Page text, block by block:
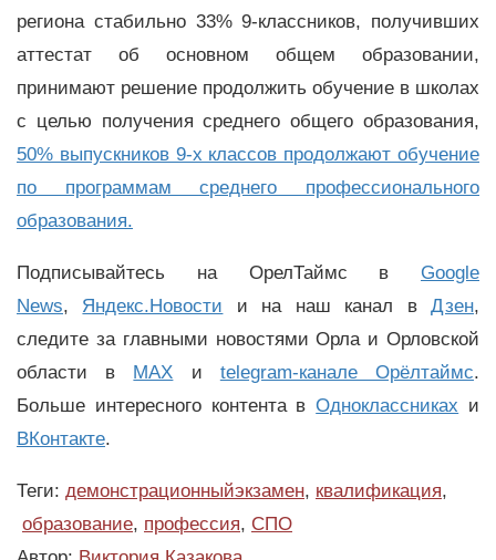
региона стабильно 33% 9-классников, получивших
аттестат об основном общем образовании,
принимают решение продолжить обучение в школах
с целью получения среднего общего образования,
50% выпускников 9-х классов продолжают обучение
по программам среднего профессионального
образования.
Подписывайтесь на ОрелТаймс в Google
News, Яндекс.Новости и на наш канал вДзен,
следите за главными новостями Орла и Орловской
области в MAX и telegram-канале Орёлтаймс.
Больше интересного контента вОдноклассниках и
ВКонтакте.
Теги: демонстрационныйэкзамен, квалификация,
образование, профессия, СПО